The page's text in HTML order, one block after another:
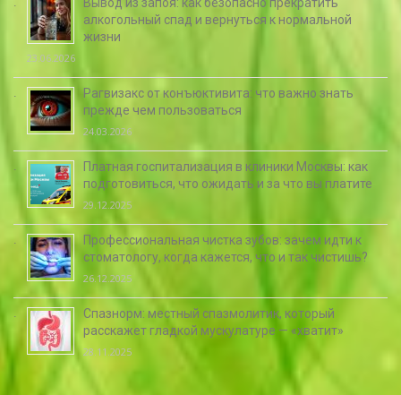
алкогольный спад и вернуться к нормальной
жизни
23.06.2026
Рагвизакс от конъюктивита: что важно знать
прежде чем пользоваться
24.03.2026
Платная госпитализация в клиники Москвы: как
подготовиться, что ожидать и за что вы платите
29.12.2025
Профессиональная чистка зубов: зачем идти к
стоматологу, когда кажется, что и так чистишь?
26.12.2025
Спазнорм: местный спазмолитик, который
расскажет гладкой мускулатуре — «хватит»
28.11.2025